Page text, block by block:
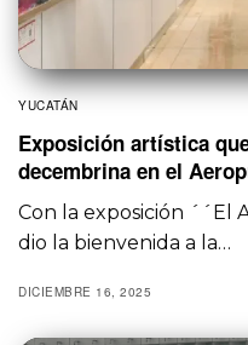
YUCATÁN
Exposición artística
decembrina en el
Con la exposición ´´El
dio la bienvenida a la…
DICIEMBRE 16, 2025